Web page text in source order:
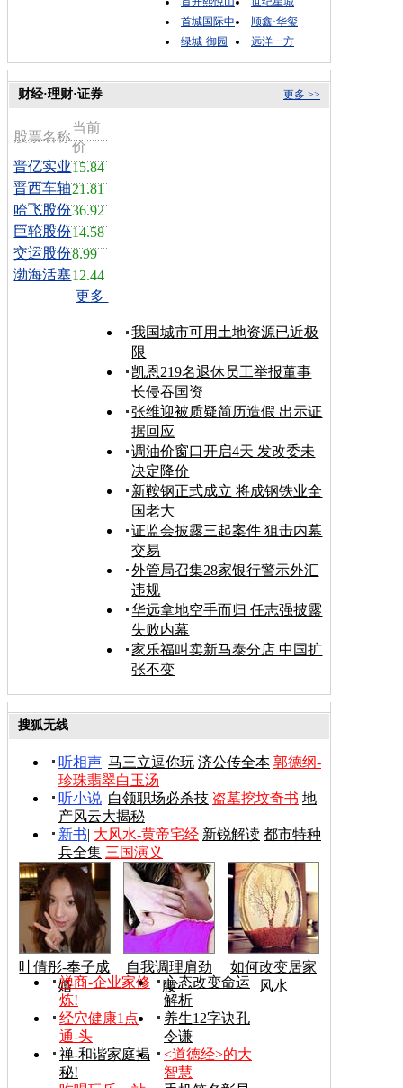
首城国际中
顺鑫·华玺
绿城·御园
远洋一方
更多 >>
财经·理财·证券
股票名称
当前
价
晋亿实业15.84
晋西车轴21.81
哈飞股份36.92
巨轮股份14.58
交运股份8.99
渤海活塞12.44
更多
我国城市可用土地资源已近极
限
凯恩219名退休员工举报董事
长侵吞国资
张维迎被质疑简历造假 出示证
据回应
调油价窗口开启4天 发改委未
决定降价
新鞍钢正式成立 将成钢铁业全
国老大
证监会披露三起案件 狙击内幕
交易
外管局召集28家银行警示外汇
违规
华远拿地空手而归 任志强披露
失败内幕
家乐福叫卖新马泰分店 中国扩
张不变
搜狐无线
听相声| 马三立逗你玩 济公传全本 郭德纲-
珍珠翡翠白玉汤
听小说| 白领职场必杀技 盗墓挖坟奇书 地
产风云大揭秘
新书| 大风水-黄帝宅经 新锐解读 都市特种
兵全集 三国演义
叶倩彤-奉子成
婚
自我调理肩劲
腰
如何改变居家
风水
禅商-企业家修
炼!
心态改变命运
解析
经穴健康1点
通-头
养生12字诀孔
令谦
禅-和谐家庭揭
秘!
<道德经>的大
智慧